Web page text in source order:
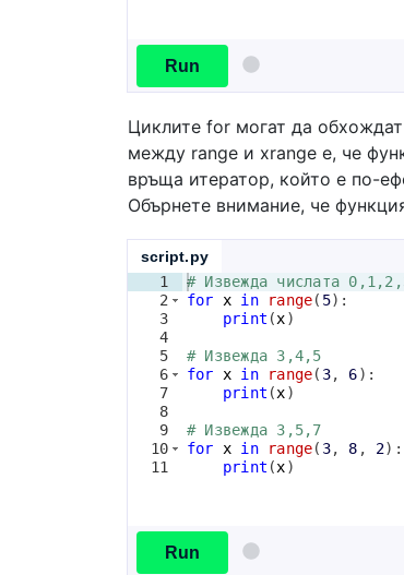
Run
Циклите for могат да
между range и xrange е, че
връща итератор, който е по-
Обърнете внимание, че
script.py
1
2
3
4
5
6
7
8
9
10
11
# Извежда числата
for
x in range( 5) :
print (x)
# Извежда 3,4,5
for
x in range( 3, 6) :
print (x)
# Извежда 3,5,7
for
x in range( 3, 8 , 2) :
print (x)
Run